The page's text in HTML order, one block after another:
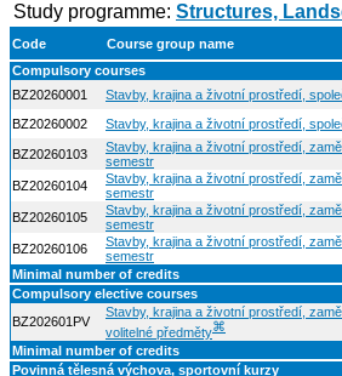
Study programme: Structures,
Code
Course group name
Compulsory courses
BZ20260001
Stavby, krajina a životní prostředí,
BZ20260002
Stavby, krajina a životní prostředí,
BZ20260103
Stavby, krajina a životní prostředí,
semestr
BZ20260104
Stavby, krajina a životní prostředí,
semestr
BZ20260105
Stavby, krajina a životní prostředí,
semestr
BZ20260106
Stavby, krajina a životní prostředí,
semestr
Minimal number of credits
Compulsory elective courses
BZ202601PV
Stavby, krajina a životní prostředí,
volitelné předměty⌘
Minimal number of credits
Povinná tělesná výchova, sportovní kurzy